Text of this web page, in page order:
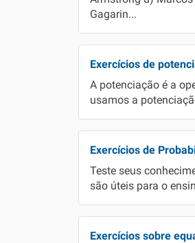
Gagarin...
Exercícios de
A potenciação é a
usamos a
Exercícios de
Teste seus
são úteis para o
Exercícios sobre